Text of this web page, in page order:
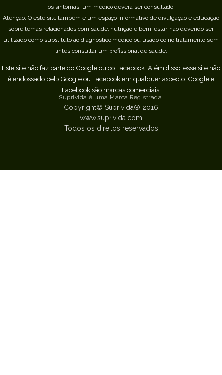
os sintomas, um médico deverá ser consultado.
Atenção: O este site também é um espaço informativo de divulgação e educação
sobre temas relacionados com saúde, nutrição e bem-estar, não devendo ser
utilizado como substituto ao diagnóstico médico ou usado como tratamento sem
antes consultar um profissional de saúde.
Este site não faz parte do Google ou do Facebook. Além disso, esse site não
é endossado pelo Google ou Facebook em qualquer aspecto. Google e
Facebook são marcas comerciais.
Suprivida é uma Marca Registrada.
Copyright© Suprivida® 2016
www.suprivida.com
Todos os direitos reservados